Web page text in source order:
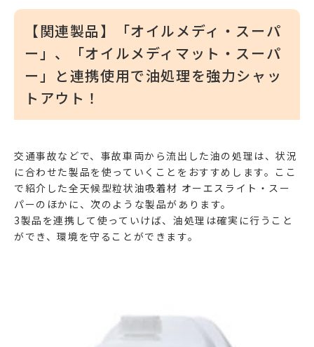
【関連製品】「オイルメディ・スーパ
ー」、「オイルメディマット・スーパ
ー」と連携使用で油処理を強力シャッ
トアウト！
交通事故などで、事故車両から流出した油の処理は、状況
に合わせた製品を使っていくことをおすすめします。ここ
で紹介した全天候型粒状油吸着材 オーエスライト・スー
パーのほかに、次のような製品があります。
3製品を連携して使っていけば、油処理は確実に行うこと
ができ、環境を守ることができます。